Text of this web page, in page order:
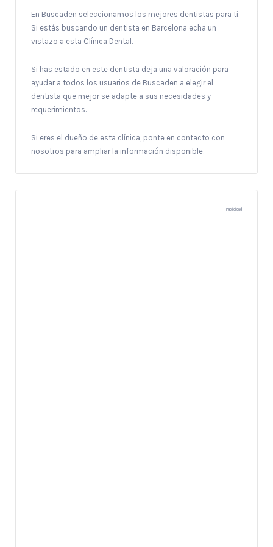
En Buscaden seleccionamos los mejores dentistas para ti.
Si estás buscando un dentista en Barcelona echa un
vistazo a esta Clínica Dental.
Si has estado en este dentista deja una valoración para
ayudar a todos los usuarios de Buscaden a elegir el
dentista que mejor se adapte a sus necesidades y
requerimientos.
Si eres el dueño de esta clínica, ponte en contacto con
nosotros para ampliar la información disponible.
Publicidad